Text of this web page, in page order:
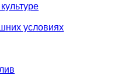
условиях